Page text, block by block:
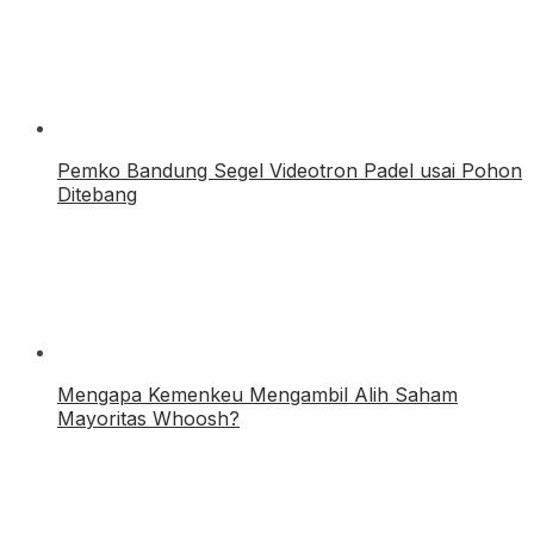
Pemko Bandung Segel Videotron Padel usai Pohon
Ditebang
Mengapa Kemenkeu Mengambil Alih Saham
Mayoritas Whoosh?